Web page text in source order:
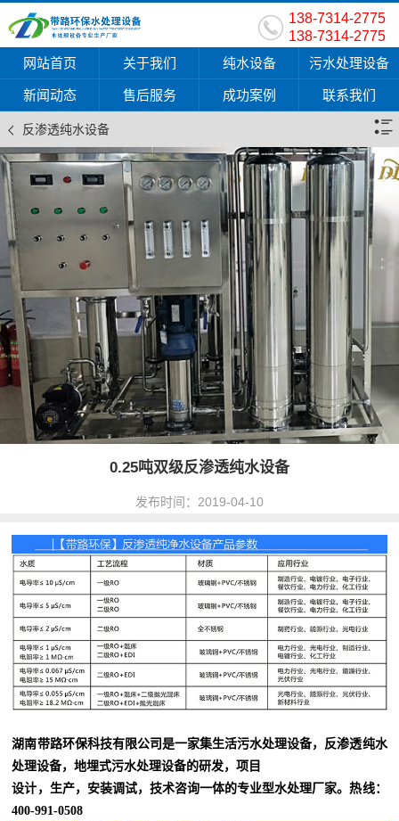
138-7314-2775
138-7314-2775
网站首页
关于我们 纯水设备 污水处理设备
新闻动态 售后服务 成功案例 联系我们
反渗透纯水设备
0.25吨双级反渗透纯水设备
发布时间：2019-04-10
湖南带路环保科技有限公司是一家集生活污水处理设备，反渗透纯水
处理设备，地埋式污水处理设备的研发，项目
设计，生产，安装调试，技术咨询一体的专业型水处理厂家。热线：
400-991-0508